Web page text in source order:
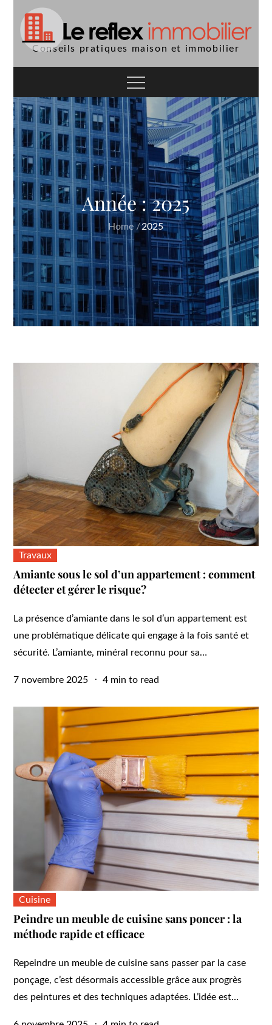
content
Conseils pratiques maison et immobilier
Année :2025
Home 2025
Travaux
Amiante sous le sol d’un appartement : comment
détecter et gérer le risque?
La présence d’amiante dans le sol d’un appartement est
une problématique délicate qui engage à la fois santé et
sécurité. L’amiante, minéral reconnu pour sa…
Posted
7 novembre 2025 4 min to read
Cuisine
Peindre un meuble de cuisine sans poncer : la
méthode rapide et efficace
Repeindre un meuble de cuisine sans passer par la case
ponçage, c’est désormais accessible grâce aux progrès
des peintures et des techniques adaptées. L’idée est…